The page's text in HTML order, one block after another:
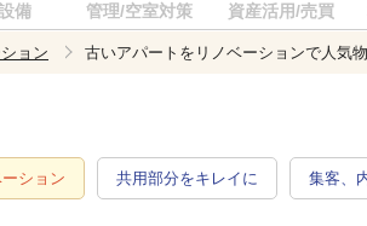
備 管理/空室対策 資産活用/売買
ョン 古いアパートをリノベーションで人気
ション 共用部分をキレイに 集客、